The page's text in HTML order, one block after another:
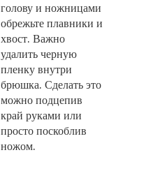
голову и ножницами
обрежьте плавники и
хвост. Важно
удалить черную
пленку внутри
брюшка. Сделать это
можно подцепив
край руками или
просто поскоблив
ножом.